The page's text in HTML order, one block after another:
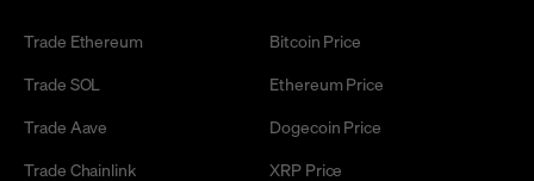
Trade Ethereum
Trade SOL
Trade Aave
Trade Chainlink
Bitcoin Price
Ethereum Price
Dogecoin Price
XRP Price